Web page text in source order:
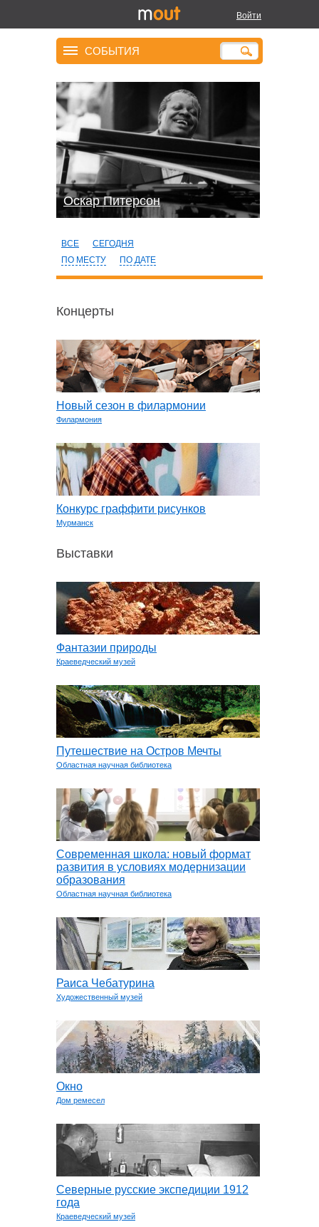
Войти
СОБЫТИЯ
Оскар Питерсон
ВСЕ
СЕГОДНЯ
ПО МЕСТУ
ПО ДАТЕ
Концерты
Новый сезон в филармонии
Филармония
Конкурс граффити рисунков
Мурманск
Выставки
Фантазии природы
Краеведческий музей
Путешествие на Остров Мечты
Областная научная библиотека
Современная школа: новый формат
развития в условиях модернизации
образования
Областная научная библиотека
Раиса Чебатурина
Художественный музей
Окно
Дом ремесел
Северные русские экспедиции 1912
года
Краеведческий музей